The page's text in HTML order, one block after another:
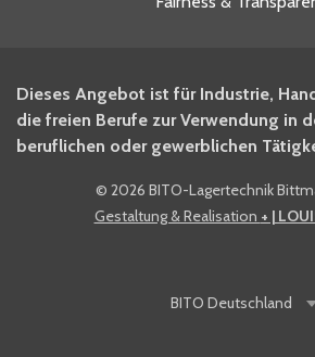
und akzeptiere diese.
BITO Newsletter
Intralogistiker
Ja, ich möchte mich
BITO Shop-
Dieses Angebot ist für Industrie,
die freien Berufe zur Verwendung in
beruflichen oder gewerblichen
© 2026 BITO-Lagertechnik
Gestaltung & Realisation + |
BITO Deutschland